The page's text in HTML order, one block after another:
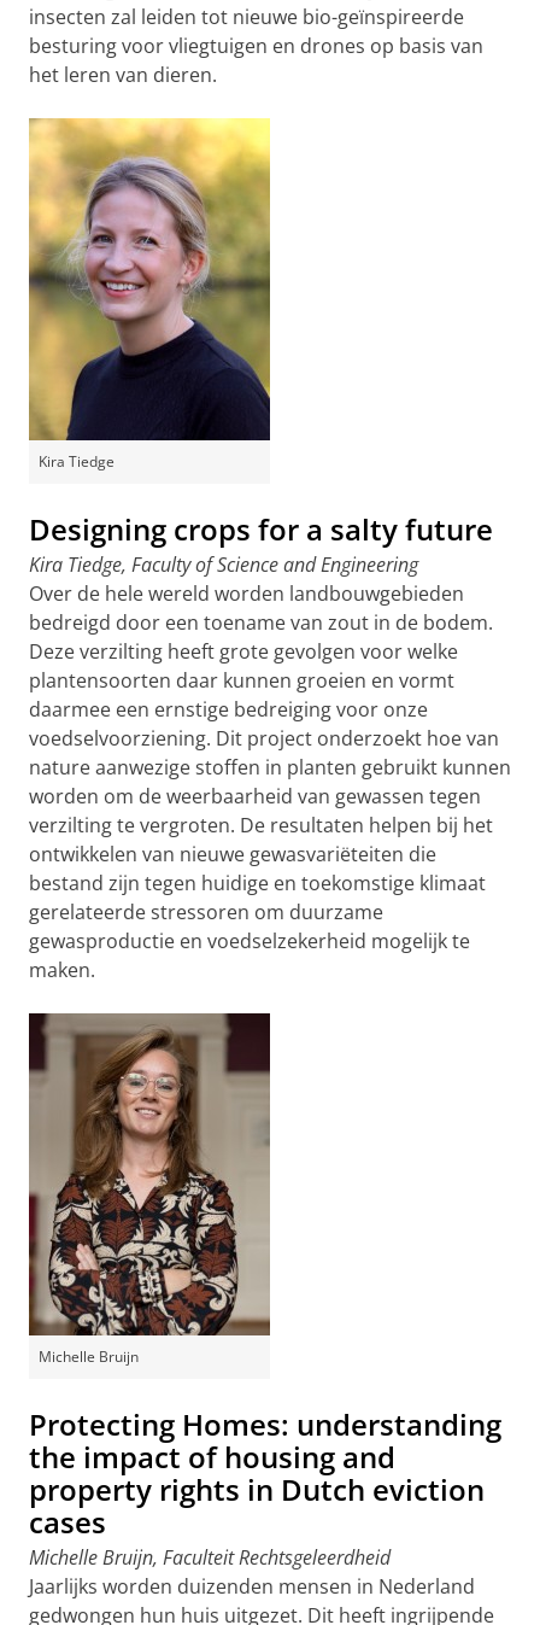
insecten zal leiden tot nieuwe bio-geïnspireerde
besturing voor vliegtuigen en drones op basis van
het leren van dieren.
Kira Tiedge
Designing crops for a salty future
Kira Tiedge, Faculty of Science and Engineering
Over de hele wereld worden landbouwgebieden
bedreigd door een toename van zout in de bodem.
Deze verzilting heeft grote gevolgen voor welke
plantensoorten daar kunnen groeien en vormt
daarmee een ernstige bedreiging voor onze
voedselvoorziening. Dit project onderzoekt hoe van
nature aanwezige stoffen in planten gebruikt kunnen
worden om de weerbaarheid van gewassen tegen
verzilting te vergroten. De resultaten helpen bij het
ontwikkelen van nieuwe gewasvariëteiten die
bestand zijn tegen huidige en toekomstige klimaat
gerelateerde stressoren om duurzame
gewasproductie en voedselzekerheid mogelijk te
maken.
Michelle Bruijn
Protecting Homes: understanding
the impact of housing and
property rights in Dutch eviction
cases
Michelle Bruijn, Faculteit Rechtsgeleerdheid
Jaarlijks worden duizenden mensen in Nederland
gedwongen hun huis uitgezet. Dit heeft ingrijpende